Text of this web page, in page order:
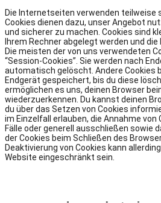
Die Internetseiten verwenden teilweise
Cookies dienen dazu, unser Angebot
und sicherer zu machen. Cookies sind
Ihrem Rechner abgelegt werden und
Die meisten der von uns verwendeten
“Session-Cookies”. Sie werden nach
automatisch gelöscht. Andere Cookies
Endgerät gespeichert, bis du diese
ermöglichen es uns, deinen Browser
wiederzuerkennen. Du kannst deinen
du über das Setzen von Cookies
im Einzelfall erlauben, die Annahme
Fälle oder generell ausschließen sowie
der Cookies beim Schließen des
Deaktivierung von Cookies kann
Website eingeschränkt sein.